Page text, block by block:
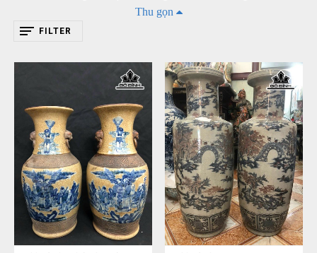
Gốm sứ có thể tạo ra những ảnh hưởng tích cực đối
gốm sứ vẫn luôn giữ được vị trí quan trọng trong
văn hóa và nghệ thuật trang trí tại Việt Nam. Sử
dụng đôn gốm sứ trang trí cho nhà ở hay sân vườn
trở thành xu hướng từ xưa đến nay. Đôn gốm sứ là
vật trang trí truyền thống tuy đơn giản nhưng mang
vẻ đẹp độc đáo. Sau đây hãy cùng Vườn Gốm Việt
tìm hiểu về đôn gốm sứ qua bài viết dưới đây để
Thu gọn
FILTER